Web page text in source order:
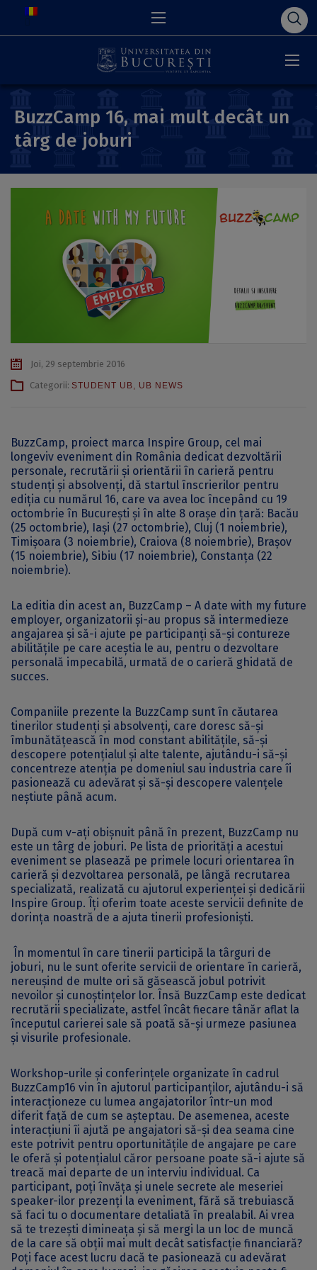
BuzzCamp 16, mai mult decât un
târg de joburi
Joi, 29 septembrie 2016
Categorii: STUDENT UB UB NEWS
BuzzCamp, proiect marca Inspire Group, cel mai
longeviv eveniment din România dedicat dezvoltării
personale, recrutării și orientării în carieră pentru
studenți și absolvenți, dă startul înscrierilor pentru
ediția cu numărul 16, care va avea loc începând cu 19
octombrie în București și în alte 8 orașe din țară: Bacău
(25 octombrie), Iași (27 octombrie), Cluj (1 noiembrie),
Timișoara (3 noiembrie), Craiova (8 noiembrie), Brașov
(15 noiembrie), Sibiu (17 noiembrie), Constanța (22
noiembrie).
La editia din acest an, BuzzCamp – A date with my future
employer, organizatorii și-au propus să intermedieze
angajarea și să-i ajute pe participanți să-și contureze
abilitățile pe care aceștia le au, pentru o dezvoltare
personală impecabilă, urmată de o carieră ghidată de
succes.
Companiile prezente la BuzzCamp sunt în căutarea
tinerilor studenți și absolvenți, care doresc să-și
îmbunătățească în mod constant abilitățile, să-și
descopere potențialul și alte talente, ajutându-i să-și
concentreze atenția pe domeniul sau industria care îi
pasionează cu adevărat și să-și descopere valențele
neștiute până acum.
După cum v-ați obișnuit până în prezent, BuzzCamp nu
este un târg de joburi. Pe lista de priorități a acestui
eveniment se plasează pe primele locuri orientarea în
carieră și dezvoltarea personală, pe lângă recrutarea
specializată, realizată cu ajutorul experienței și dedicării
Inspire Group. Îți oferim toate aceste servicii definite de
dorința noastră de a ajuta tinerii profesioniști.
În momentul în care tinerii participă la târguri de
joburi, nu le sunt oferite servicii de orientare în carieră,
nereușind de multe ori să găsească jobul potrivit
nevoilor și cunoștințelor lor. Însă BuzzCamp este dedicat
recrutării specializate, astfel încât fiecare tânăr aflat la
începutul carierei sale să poată să-și urmeze pasiunea
și visurile profesionale.
Workshop-urile și conferințele organizate în cadrul
BuzzCamp16 vin în ajutorul participanților, ajutându-i să
interacționeze cu lumea angajatorilor într-un mod
diferit față de cum se așteptau. De asemenea, aceste
interacțiuni îi ajută pe angajatori să-și dea seama cine
este potrivit pentru oportunitățile de angajare pe care
le oferă și potențialul căror persoane poate să-i ajute să
treacă mai departe de un interviu individual. Ca
participant, poți învăța și unele secrete ale meseriei
speaker-ilor prezenți la eveniment, fără să trebuiască
să faci tu o documentare detaliată în prealabil. Ai vrea
să te trezești dimineața și să mergi la un loc de muncă
de la care să obții mai mult decât satisfacție financiară?
Poți face acest lucru dacă te pasionează cu adevărat